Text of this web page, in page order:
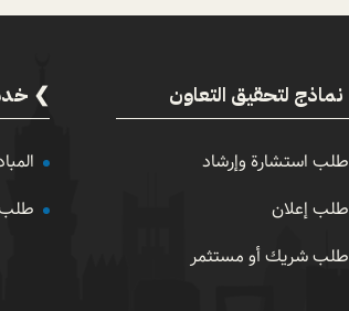
نماذج لتحقيق التعاون
طلب استشارة وإرشاد
طلب إعلان
طلب شريك أو مستثمر
طلب